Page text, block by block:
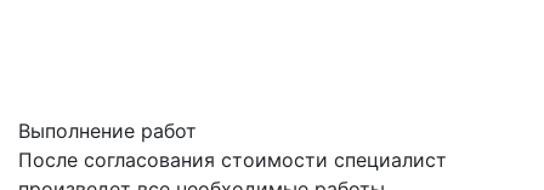
Выполнение работ
После согласования стоимости специалист